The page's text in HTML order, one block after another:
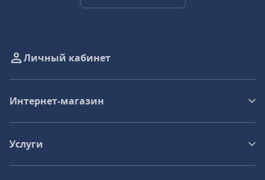
Личный кабинет
Интернет-магазин
Услуги